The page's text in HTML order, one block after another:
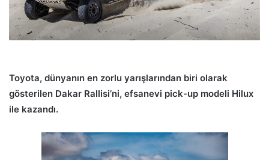
Toyota, dünyanın en zorlu yarışlarından biri olarak
gösterilen Dakar Rallisi’ni, efsanevi pick-up modeli Hilux
ile kazandı.